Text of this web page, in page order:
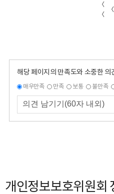
〈
〈
〈
해당 페이지의 만족도와 소중한 의
매우만족 만족 보통 불만족
개인정보보호위원회